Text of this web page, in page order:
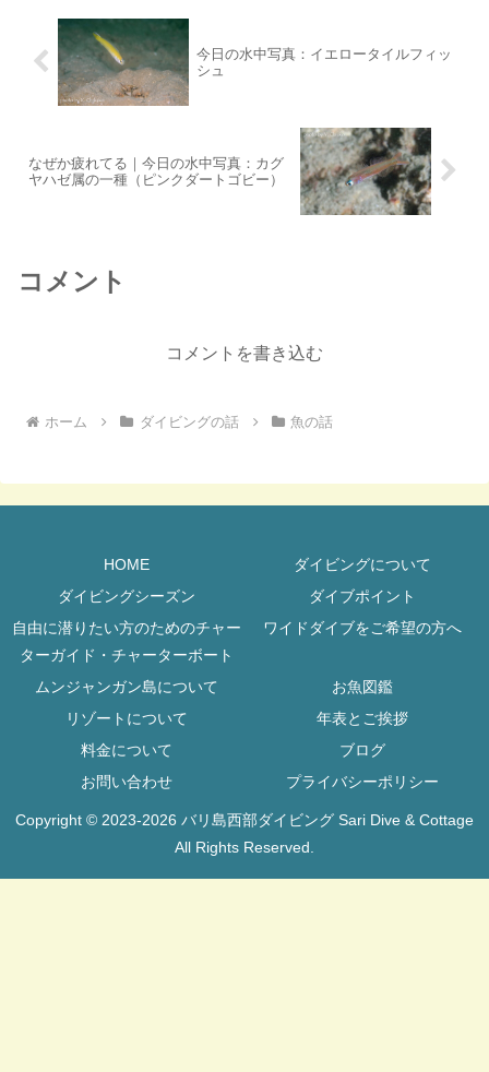
今日の水中写真：イエロータイルフィッ
シュ
なぜか疲れてる｜今日の水中写真：カグ
ヤハゼ属の一種（ピンクダートゴビー）
コメント
コメントを書き込む
ホーム ダイビングの話 魚の話
HOME
ダイビングについて
ダイビングシーズン
ダイブポイント
自由に潜りたい方のためのチャー
ターガイド・チャーターボート
ワイドダイブをご希望の方へ
ムンジャンガン島について
お魚図鑑
リゾートについて
年表とご挨拶
料金について
ブログ
お問い合わせ
プライバシーポリシー
Copyright © 2023-2026 バリ島西部ダイビング Sari Dive & Cottage
All Rights Reserved.